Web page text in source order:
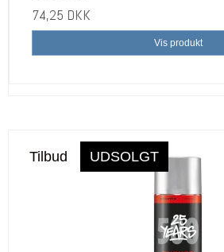
74,25 DKK
Vis produkt
Tilbud UDSOLGT